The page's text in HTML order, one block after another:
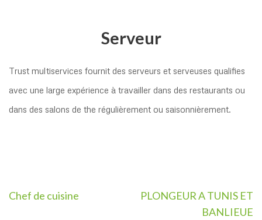
Serveur
Trust multiservices fournit des serveurs et serveuses qualifies
avec une large expérience à travailler dans des restaurants ou
dans des salons de the régulièrement ou saisonnièrement.
Navigation
Chef de cuisine
PLONGEUR A TUNIS ET
BANLIEUE